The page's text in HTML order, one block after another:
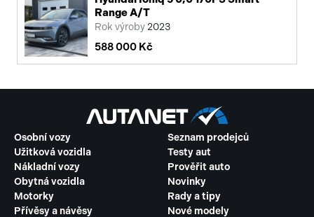
Range A/T
Rok výroby 2023
588 000 Kč
Osobní vozy
Užitková vozidla
Nákladní vozy
Obytná vozidla
Motorky
Přívěsy a návěsy
Seznam prodejců
Testy aut
Prověřit auto
Novinky
Rady a tipy
Nové modely